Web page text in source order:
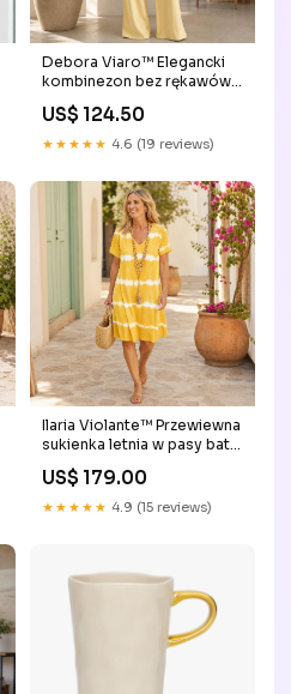
Debora Viaro™ Elegancki
kombinezon bez rękawów z
nogawkami wide leg
Kolor:Czarny
US$ 124.50
★★★★★ 4.6 (19 reviews)
Ilaria Violante™ Przewiewna
sukienka letnia w pasy batik
26-09
US$ 179.00
★★★★★ 4.9 (15 reviews)